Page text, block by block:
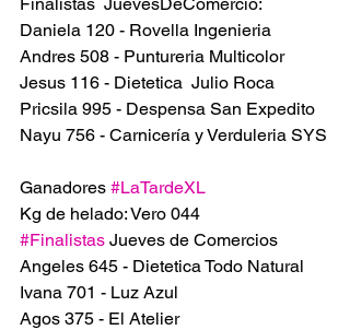
Daniela 120 - Rovella Ingenieria
Andres 508 - Puntureria Multicolor
Jesus 116 - Dietetica  Julio Roca
Pricsila 995 - Despensa San Expedito
Nayu 756 - Carnicería y Verduleria SYS
Ganadores #LaTardeXL
Kg de helado: Vero 044
#Finalistas Jueves de Comercios
Angeles 645 - Dietetica Todo Natural
Ivana 701 - Luz Azul
Agos 375 - El Atelier